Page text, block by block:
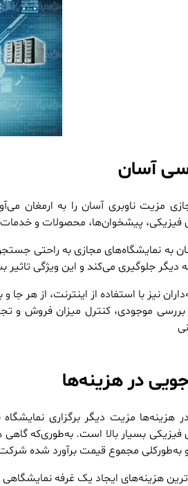
آسان
مزیت ناوبری آسان را به ارمغان
فیزیکی، پیشخوان‌ها، محصولات و
به نمایشگاه‌های مجازی به راحتی
دیگر جلوگیری می‌کند و این ویژگی
نیز با استفاده از اینترنت، از هر
موجودی، کنترل میزان فروش و
در هزینه‌ها
هزینه‌ها مزیت دیگر برگزاری
فیزیکی بسیار بالا است. به‌طوری‌که
به‌طورکلی مجموع قیمت برآورد شده
هزینه‌های ایجاد یک غرفه